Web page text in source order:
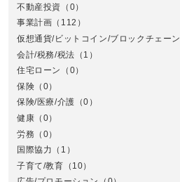
不動産投資 （0）
事業計画 （112）
仮想通貨/ビットコイン/ブロックチェーン
会計/税務/税法 （1）
住宅ローン
（0）
保険 （0）
保険/医療/介護 （0）
健康 （0）
労務 （0）
国際協力 （1）
子育て/教育 （10）